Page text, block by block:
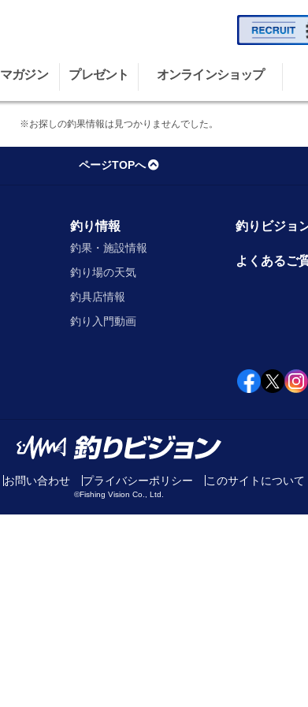
マガジン プレゼント オンラインショップ
※お探しの釣果情報は見つかりませんでした。
ページTOPへ
釣り情報
釣果・施設情報
釣り場の天気
釣具店情報
釣り入門動画
釣りビジョ
よくあるご
お問い合わせ プライバシーポリシー このサイトについて
©Fishing Vision Co., Ltd.